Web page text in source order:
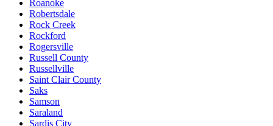
Roanoke
Robertsdale
Rock Creek
Rockford
Rogersville
Russell County
Russellville
Saint Clair County
Saks
Samson
Saraland
Sardis City